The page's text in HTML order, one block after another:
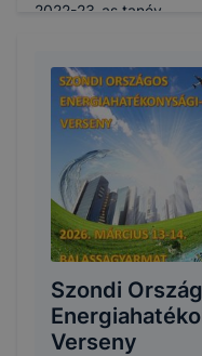
2022-23-as tanév
2025- 26-os tanév
Szondi
Verseny